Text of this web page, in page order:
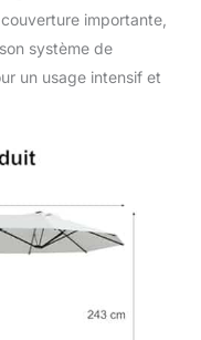
importante,
système de
un usage intensif et